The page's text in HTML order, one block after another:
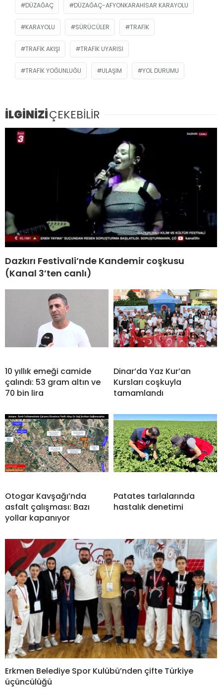
DÜZAĞAÇ DÜZAĞAÇ-AFYONKARAHISAR KARAYOLU
KARAYOLU SÜRÜCÜLER TRAFIK
TRAFIK AKIŞI TRAFIK UYARISI
TRAFIK YOĞUNLUĞU ULAŞIM YOL DURUMU
İLGİNİZİÇEKEBİLİR
Dazkırı Festivali’nde Kandemir coşkusu
(Kanal 3’ten canlı)
10 yıllık emeği camide
çalındı: 53 gram altın ve
70 bin lira
Dinar’da Yaz Kur’an
Kursları coşkuyla
tamamlandı
Otogar Kavşağı’nda
asfalt çalışması: Bazı
yollar kapanıyor
Patates tarlalarında
hastalık denetimi
Erkmen Belediye Spor Kulübü’nden çifte Türkiye
üçüncülüğü